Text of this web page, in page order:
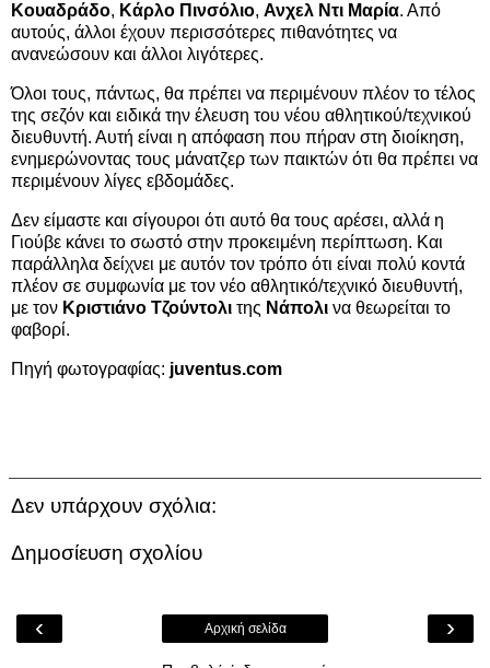
Κουαδράδο, Κάρλο Πινσόλιο, Ανχελ Ντι Μαρία. Από
αυτούς, άλλοι έχουν περισσότερες πιθανότητες να
ανανεώσουν και άλλοι λιγότερες.
Όλοι τους, πάντως, θα πρέπει να περιμένουν πλέον το τέλος
της σεζόν και ειδικά την έλευση του νέου αθλητικού/τεχνικού
διευθυντή. Αυτή είναι η απόφαση που πήραν στη διοίκηση,
ενημερώνοντας τους μάνατζερ των παικτών ότι θα πρέπει να
περιμένουν λίγες εβδομάδες.
Δεν είμαστε και σίγουροι ότι αυτό θα τους αρέσει, αλλά η
Γιούβε κάνει το σωστό στην προκειμένη περίπτωση. Και
παράλληλα δείχνει με αυτόν τον τρόπο ότι είναι πολύ κοντά
πλέον σε συμφωνία με τον νέο αθλητικό/τεχνικό διευθυντή,
με τον Κριστιάνο Τζούντολι της Νάπολι να θεωρείται το
φαβορί.
Πηγή φωτογραφίας: juventus.com
Δεν υπάρχουν σχόλια:
Δημοσίευση σχολίου
‹ ›
Αρχική σελίδα